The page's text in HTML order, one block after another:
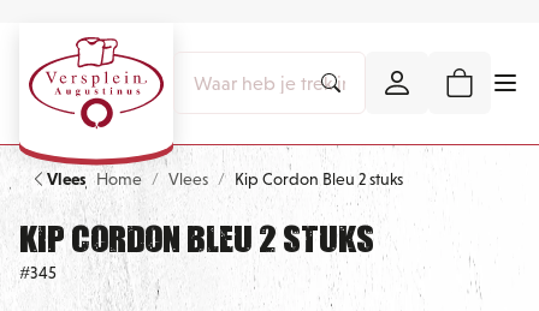
Vlees Home Vlees Kip Cordon Bleu 2 stuks
Kip Cordon Bleu 2 stuks
#345